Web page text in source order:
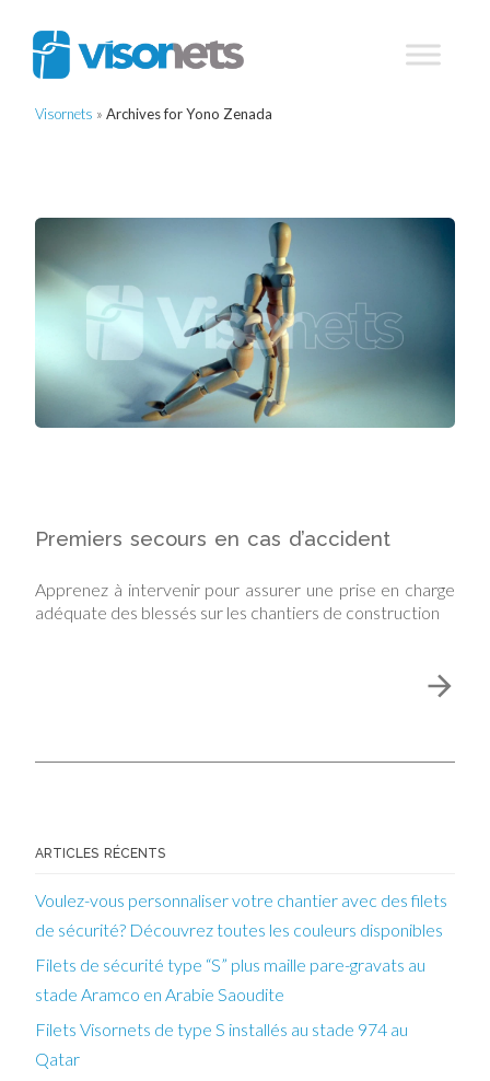
Visornets » Archives for Yono Zenada
Premiers secours en cas d’accident
Apprenez à intervenir pour assurer une prise en charge
adéquate des blessés sur les chantiers de construction
ARTICLES RÉCENTS
Voulez-vous personnaliser votre chantier avec des filets
de sécurité? Découvrez toutes les couleurs disponibles
Filets de sécurité type “S” plus maille pare-gravats au
stade Aramco en Arabie Saoudite
Filets Visornets de type S installés au stade 974 au
Qatar